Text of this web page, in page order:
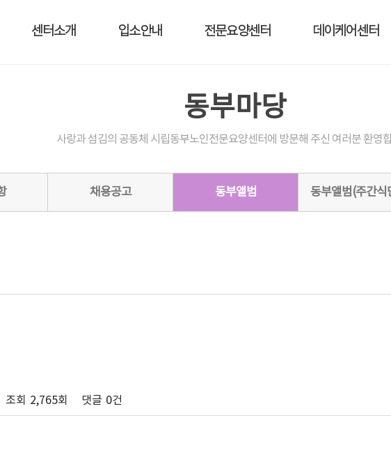
센터소개 입소안내 전문요양센터 데이케어센터
동부마당
사랑과 섬김의 공동체 시립동부노인전문요양센터에 방문해 주신 여러분 환영
채용공고 동부앨범 동부앨범(주간식
조회 2,765회 댓글 0건